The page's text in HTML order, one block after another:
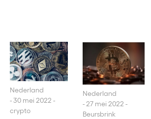
Nederland
30 mei 2022 -
crypto
Nederland
27 mei 2022 -
Beursbrink